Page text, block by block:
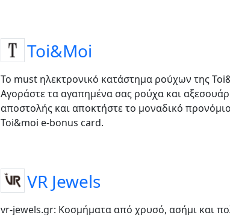
Toi&Moi
Το must ηλεκτρονικό κατάστημα ρούχων της
Αγοράστε τα αγαπημένα σας ρούχα και
αποστολής και αποκτήστε το μοναδικό
Toi&moi e-bonus card.
VR Jewels
vr-jewels.gr: Κοσμήματα από χρυσό, ασήμι και